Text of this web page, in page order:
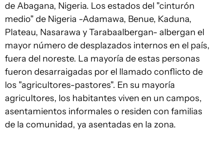
de Abagana, Nigeria. Los estados del "cinturón
medio" de Nigeria -Adamawa, Benue, Kaduna,
Plateau, Nasarawa y Tarabaalbergan- albergan el
mayor número de desplazados internos en el país,
fuera del noreste. La mayoría de estas personas
fueron desarraigadas por el llamado conflicto de
los "agricultores-pastores". En su mayoría
agricultores, los habitantes viven en un campos,
asentamientos informales o residen con familias
de la comunidad, ya asentadas en la zona.